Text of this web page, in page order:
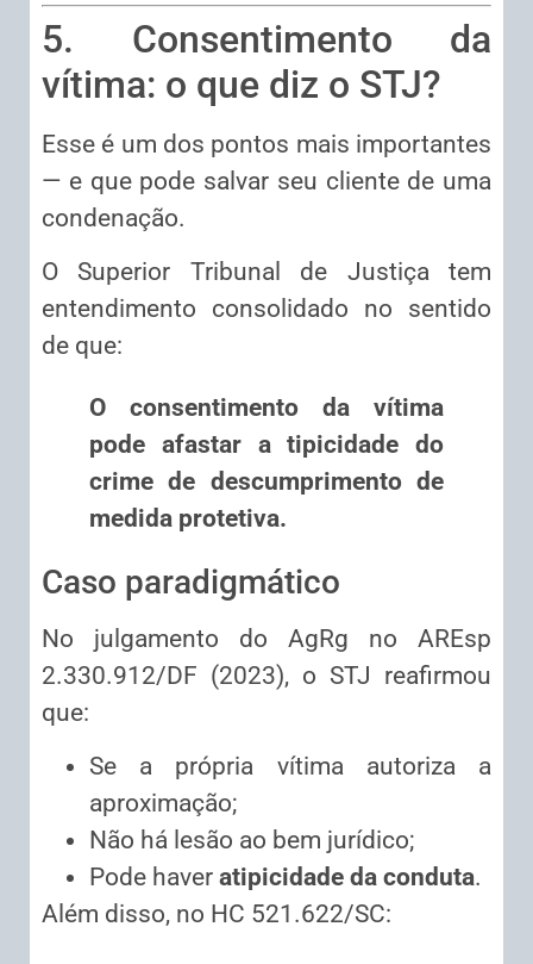
5. Consentimento da
vítima: o que diz o STJ?
Esse é um dos pontos mais importantes
— e que pode salvar seu cliente de uma
condenação.
O Superior Tribunal de Justiça tem
entendimento consolidado no sentido
de que:
O consentimento da vítima
pode afastar a tipicidade do
crime de descumprimento de
medida protetiva.
Caso paradigmático
No julgamento do AgRg no AREsp
2.330.912/DF (2023), o STJ reafirmou
que:
Se a própria vítima autoriza a
aproximação;
Não há lesão ao bem jurídico;
Pode haver atipicidade da conduta.
Além disso, no HC 521.622/SC: